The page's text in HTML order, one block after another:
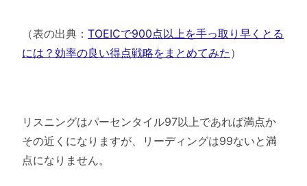
（表の出典： TOEICで900点以上を手っ取り早くとる
には？効率の良い得点戦略をまとめてみた ）
リスニングはパーセンタイル97以上であれば満点か
その近くになりますが、リーディングは99ないと満
点になりません。